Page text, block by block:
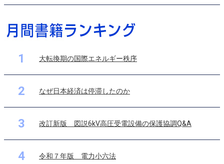
1 大転換期の国際エネルギー秩序
2 なぜ日本経済は停滞したのか
3 改訂新版 図説6kV高圧受電設備の保護協調Q&A
4 令和７年版 電力小六法